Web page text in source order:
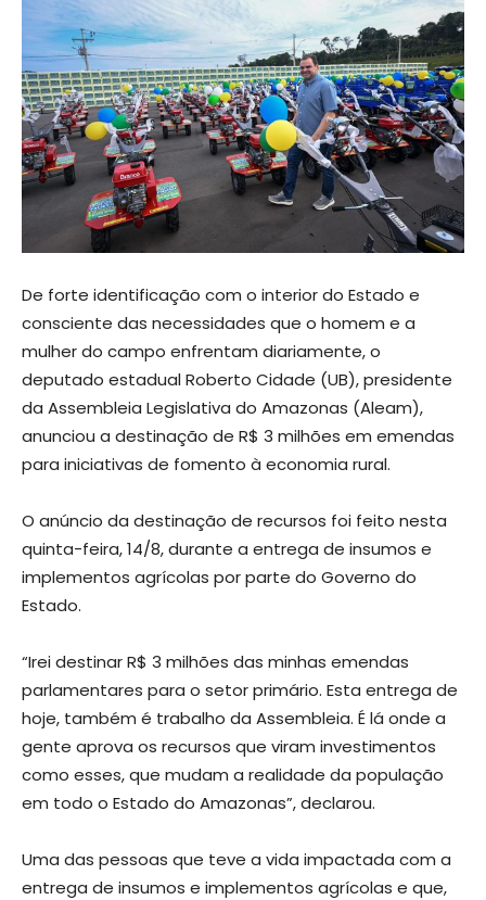
De forte identificação com o interior do Estado e
consciente das necessidades que o homem e a
mulher do campo enfrentam diariamente, o
deputado estadual Roberto Cidade (UB), presidente
da Assembleia Legislativa do Amazonas (Aleam),
anunciou a destinação de R$ 3 milhões em emendas
para iniciativas de fomento à economia rural.
O anúncio da destinação de recursos foi feito nesta
quinta-feira, 14/8, durante a entrega de insumos e
implementos agrícolas por parte do Governo do
Estado.
“Irei destinar R$ 3 milhões das minhas emendas
parlamentares para o setor primário. Esta entrega de
hoje, também é trabalho da Assembleia. É lá onde a
gente aprova os recursos que viram investimentos
como esses, que mudam a realidade da população
em todo o Estado do Amazonas”, declarou.
Uma das pessoas que teve a vida impactada com a
entrega de insumos e implementos agrícolas e que,